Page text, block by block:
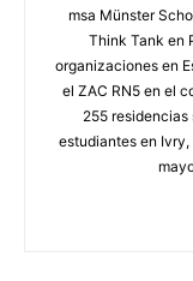
msa Münster
Think Tank en
organizaciones en
el ZAC RN5 en el
255
estudiantes en